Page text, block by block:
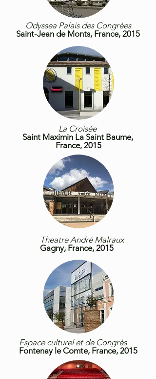
La Croisée
Saint Maximin La Saint Baume,
France, 2015
Theatre André Malraux
Gagny, France, 2015
Odyssea Palais des Congrèes
Saint-Jean de Monts, France, 2015
Espace culturel et de Congrès
Fontenay le Comte, France, 2015